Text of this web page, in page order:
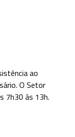
ao
O Setor
7h30 às 13h.